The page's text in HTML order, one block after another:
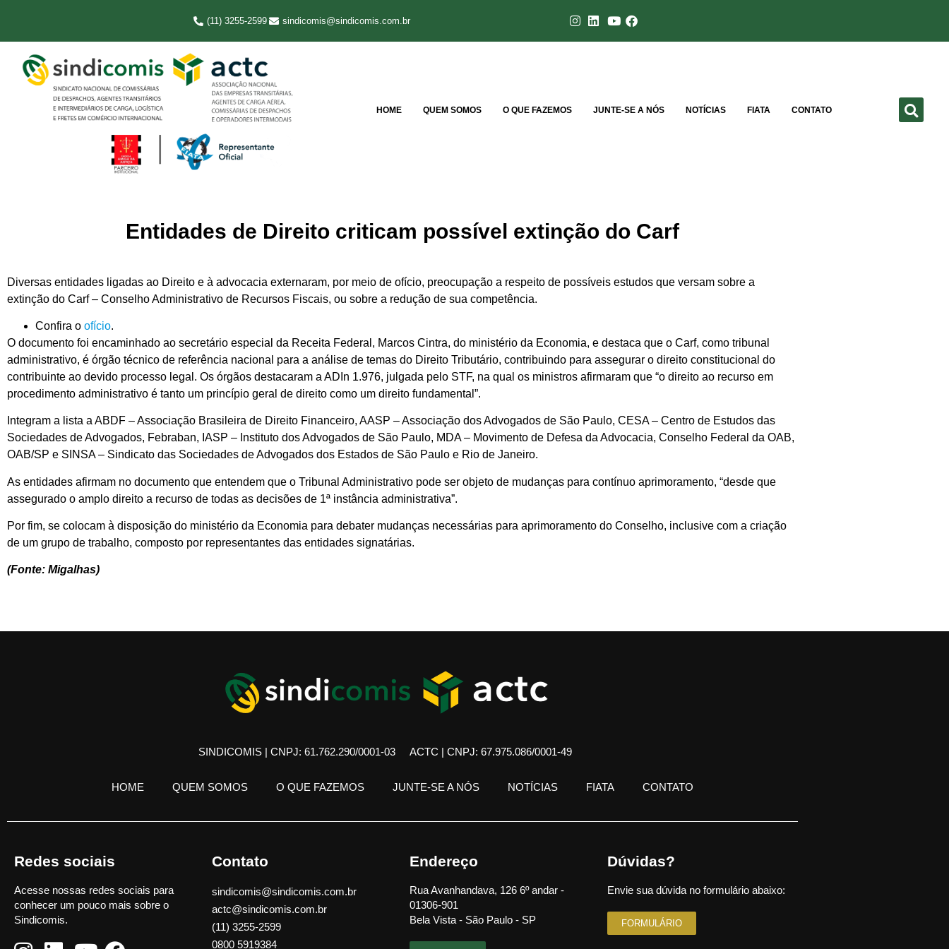
(11) 3255-2599 sindicomis@sindicomis.com.br
HOME QUEM SOMOS O QUE FAZEMOS JUNTE-SE A NÓS NOTÍCIAS FIATA CONTATO
Entidades de Direito criticam possível extinção do Carf
Diversas entidades ligadas ao Direito e à advocacia externaram, por meio de ofício, preocupação a respeito de possíveis estudos que versam sobre a
extinção do Carf – Conselho Administrativo de Recursos Fiscais, ou sobre a redução de sua competência.
Confira o ofício.
O documento foi encaminhado ao secretário especial da Receita Federal, Marcos Cintra, do ministério da Economia, e destaca que o Carf, como tribunal
administrativo, é órgão técnico de referência nacional para a análise de temas do Direito Tributário, contribuindo para assegurar o direito constitucional do
contribuinte ao devido processo legal. Os órgãos destacaram a ADIn 1.976, julgada pelo STF, na qual os ministros afirmaram que “o direito ao recurso em
procedimento administrativo é tanto um princípio geral de direito como um direito fundamental”.
Integram a lista a ABDF – Associação Brasileira de Direito Financeiro, AASP – Associação dos Advogados de São Paulo, CESA – Centro de Estudos das
Sociedades de Advogados, Febraban, IASP – Instituto dos Advogados de São Paulo, MDA – Movimento de Defesa da Advocacia, Conselho Federal da OAB,
OAB/SP e SINSA – Sindicato das Sociedades de Advogados dos Estados de São Paulo e Rio de Janeiro.
As entidades afirmam no documento que entendem que o Tribunal Administrativo pode ser objeto de mudanças para contínuo aprimoramento, “desde que
assegurado o amplo direito a recurso de todas as decisões de 1ª instância administrativa”.
Por fim, se colocam à disposição do ministério da Economia para debater mudanças necessárias para aprimoramento do Conselho, inclusive com a criação
de um grupo de trabalho, composto por representantes das entidades signatárias.
(Fonte: Migalhas)
SINDICOMIS | CNPJ: 61.762.290/0001-03 ACTC | CNPJ: 67.975.086/0001-49
HOME QUEM SOMOS O QUE FAZEMOS JUNTE-SE A NÓS NOTÍCIAS FIATA CONTATO
Redes sociais
Acesse nossas redes sociais para
conhecer um pouco mais sobre o
Sindicomis.
Contato
sindicomis@sindicomis.com.br
actc@sindicomis.com.br
(11) 3255-2599
0800 5919384
Endereço
Rua Avanhandava, 126 6º andar -
01306-901
Bela Vista - São Paulo - SP
Dúvidas?
Envie sua dúvida no formulário abaixo:
FORMULÁRIO